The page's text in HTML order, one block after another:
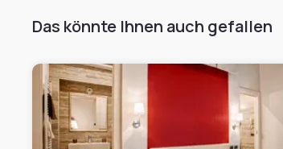
Das könnte Ihnen auch gefallen